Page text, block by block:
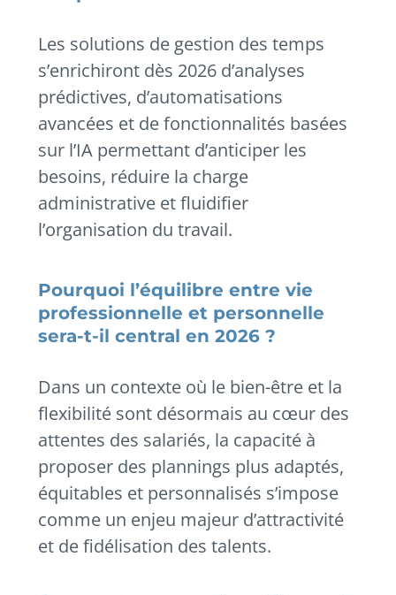
Les solutions de gestion des temps
s’enrichiront dès 2026 d’analyses
prédictives, d’automatisations
avancées et de fonctionnalités basées
sur l’IA permettant d’anticiper les
besoins, réduire la charge
administrative et fluidifier
l’organisation du travail.
Pourquoi l’équilibre entre vie
professionnelle et personnelle
sera-t-il central en 2026 ?
Dans un contexte où le bien-être et la
flexibilité sont désormais au cœur des
attentes des salariés, la capacité à
proposer des plannings plus adaptés,
équitables et personnalisés s’impose
comme un enjeu majeur d’attractivité
et de fidélisation des talents.